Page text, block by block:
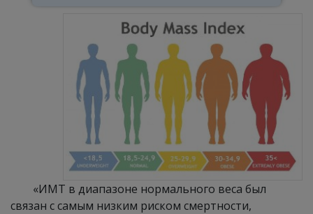
«ИМТ в диапазоне нормального веса был
связан с самым низким риском смертности,